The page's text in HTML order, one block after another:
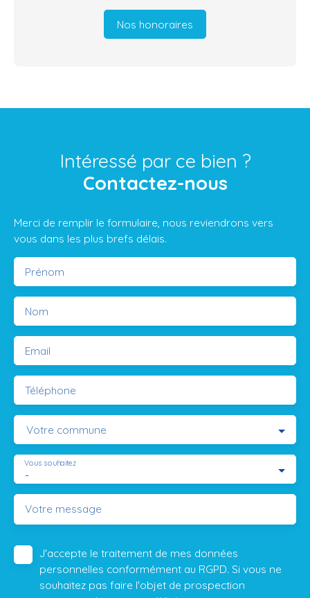
Nos honoraires
Intéressé par ce bien ?
Contactez-nous
Merci de remplir le formulaire, nous reviendrons vers
vous dans les plus brefs délais.
Prénom
Nom
Email
Téléphone
Votre commune
-
Vous souhaitez
Votre message
J'accepte le traitement de mes données
personnelles conformément au RGPD. Si vous ne
souhaitez pas faire l'objet de prospection